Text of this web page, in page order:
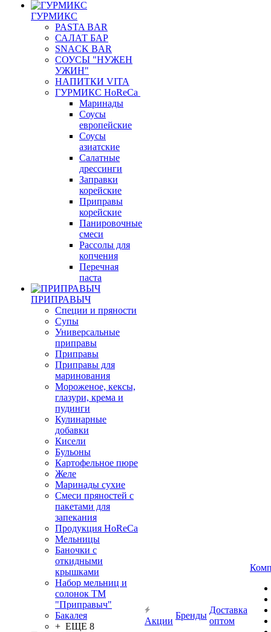
ГУРМИКС
PASTA BAR
САЛАТ БАР
SNACK BAR
СОУСЫ "НУЖЕН
УЖИН"
НАПИТКИ VITA
ГУРМИКС HoReCa
Маринады
Соусы
европейские
Соуcы
азиатские
Салатные
дрессинги
Заправки
корейские
Приправы
корейские
Панировочные
смеси
Рассолы для
копчения
Перечная
паста
ПРИПРАВЫЧ
Специи и пряности
Супы
Универсальные
приправы
Приправы
Приправы для
маринования
Мороженое, кексы,
глазури, крема и
пудинги
Кулинарные
добавки
Кисели
Бульоны
Картофельное пюре
Желе
Маринады сухие
Смеси пряностей с
пакетами для
запекания
Продукция HoReCa
Мельницы
Баночки с
откидными
крышками
Набор мельниц и
солонок ТМ
"Приправыч"
Бакалея
+ ЕЩЕ 8
Акции
Бренды
Доставка
оптом